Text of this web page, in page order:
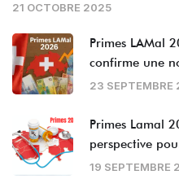
21 OCTOBRE 2025
Primes LAMal
confirme une
23 SEPTEMBRE
Primes Lamal
perspective
19 SEPTEMBRE